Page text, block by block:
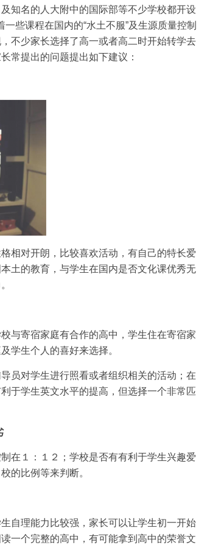
知名的人大附中的国际部等不少学校都开设
些课程在国内的“水土不服”及生源质量控制
不少家长选择了高一或者高二时开始转学去
常提出的问题提出如下建议：
相对开朗，比较喜欢活动，有自己的特长爱
土的教育，与学生在国内是否文化课优秀无
与寄宿家庭有合作的高中，学生住在寄宿家
学生个人的喜好来选择。
员对学生进行照看或者组织相关的活动；在
于学生英文水平的提高，但选择一个非常匹
在１：１２；学校是否有有利于学生兴趣爱
的比例等来判断。
自理能力比较强，家长可以让学生初一开始
一个完整的高中，有可能拿到高中的荣誉文